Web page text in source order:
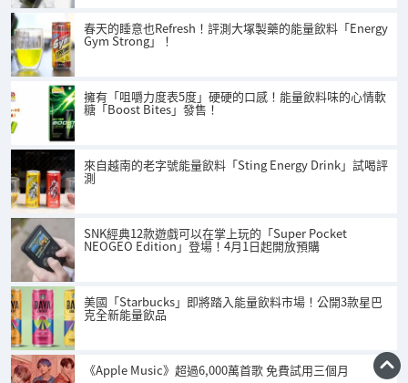
春天的睡意也Refresh！評測大塚製藥的能量飲料「Energy
Gym Strong」！
擁有「咀嚼力度表5度」硬硬的口感！能量飲料味的心情軟
糖「Boost Bites」發售！
來自越南的老字號能量飲料「Sting Energy Drink」試喝評
測
SNK經典12款遊戲可以在掌上玩的「Super Pocket
NEOGEO Edition」登場！4月1日起開放預購
美國「Starbucks」即將踏入能量飲料市場！公開3款星巴
克全新能量飲品
《Apple Music》超過6,000萬首歌 免費試用三個月